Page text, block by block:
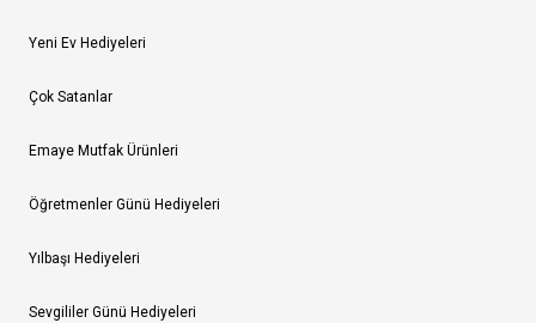
Yeni Ev Hediyeleri
Çok Satanlar
Emaye Mutfak Ürünleri
Öğretmenler Günü Hediyeleri
Yılbaşı Hediyeleri
Sevgililer Günü Hediyeleri